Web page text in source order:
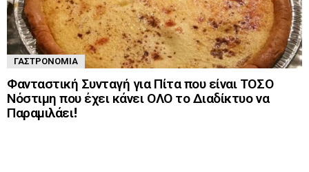
ΓΑΣΤΡΟΝΟΜΊΑ
Φανταστική Συνταγή για Πίτα που είναι ΤΟΣΟ
Νόστιμη που έχει κάνει ΟΛΟ το Διαδίκτυο να
Παραμιλάει!